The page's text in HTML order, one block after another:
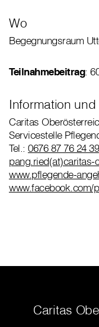
Wo
Begegnungsraum
Teilnahmebeitrag:
Information
Caritas
Servicestelle
Tel.: 0676 87 76 24 39
pang.ried(at)caritas-
www.pflegende-
www.facebook.com/
Caritas